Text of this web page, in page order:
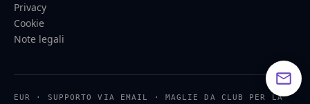
Privacy
Cookie
Note legali
EUR · SUPPORTO VIA EMAIL · MAGLIE DA CLUB PER LA